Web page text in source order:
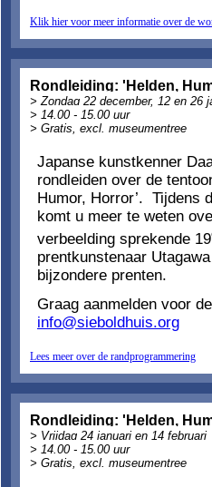
Klik hier voor meer informatie over de
Rondleiding: 'Helden,
> Zondag 22 december, 12 en 26
> 14.00 - 15.00 uur
> Gratis, excl. museumentree
Japanse kunstkenner
rondleiden over de
Humor, Horror’. Tijdens
komt u meer te weten
verbeelding sprekende 19
prentkunstenaar
bijzondere prenten.
Graag aanmelden voor
info@sieboldhuis.org
Lees meer over de randprogrammering
Rondleiding: 'Helden,
> Vrijdag 24 januari en 14 februari
> 14.00 - 15.00 uur
> Gratis, excl. museumentree